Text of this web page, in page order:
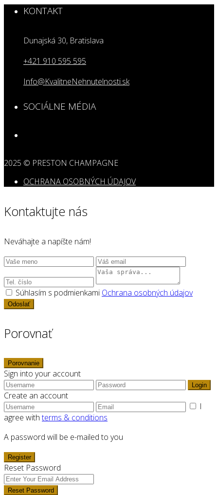
KONTAKT
Dunajská 30, Bratislava
+421 910 595 595
Info@KvalitneNehnutelnosti.sk
SOCIÁLNE MÉDIA
2025 © PRESTON CHAMPAGNE
OCHRANA OSOBNÝCH ÚDAJOV
Kontaktujte nás
Neváhajte a napíšte nám!
Súhlasím s podmienkami Ochrana osobných údajov
Odoslať
Porovnať
Porovnanie
Sign into your account
Login
Create an account
I
agree withterms & conditions
A password will be e-mailed to you
Register
Reset Password
Reset Password